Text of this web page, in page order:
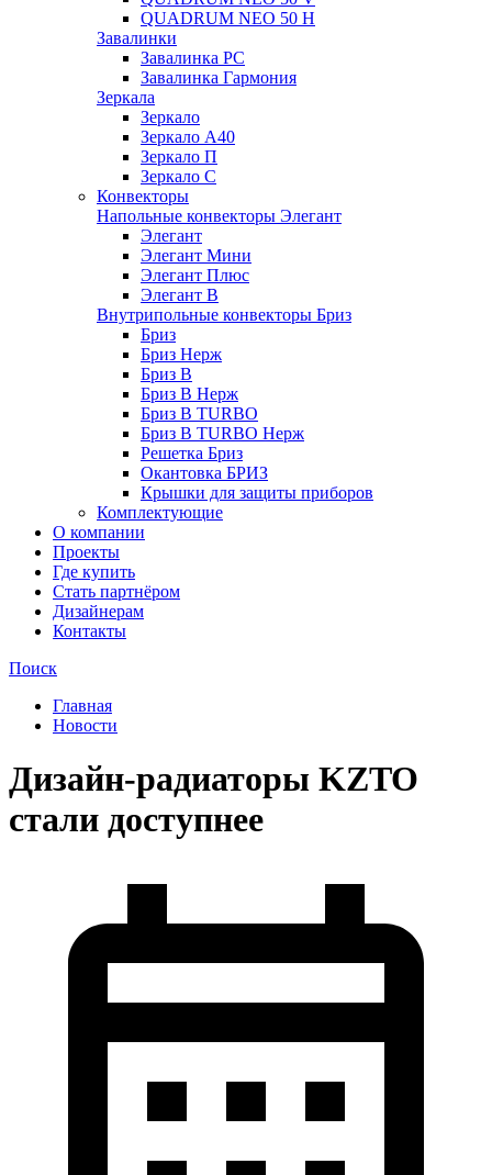
QUADRUM NEO 50 H
Завалинки
Завалинка РС
Завалинка Гармония
Зеркала
Зеркало
Зеркало А40
Зеркало П
Зеркало С
Конвекторы
Напольные конвекторы Элегант
Элегант
Элегант Мини
Элегант Плюс
Элегант В
Внутрипольные конвекторы Бриз
Бриз
Бриз Нерж
Бриз В
Бриз В Нерж
Бриз В TURBO
Бриз В TURBO Нерж
Решетка Бриз
Окантовка БРИЗ
Крышки для защиты приборов
Комплектующие
О компании
Проекты
Где купить
Стать партнёром
Дизайнерам
Контакты
Поиск
Главная
Новости
Дизайн-радиаторы KZTO
стали доступнее